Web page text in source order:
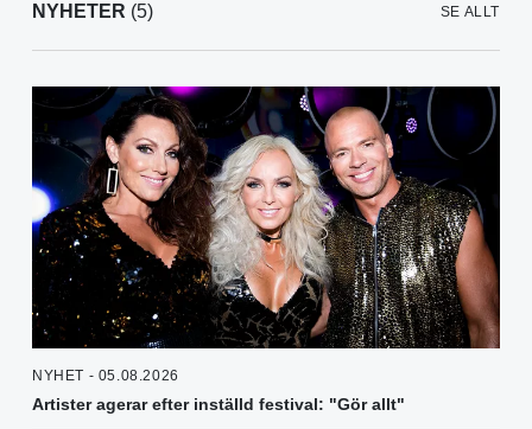
NYHETER (5) SE ALLT
NYHET - 05.08.2026
Artister agerar efter inställd festival: "Gör allt"